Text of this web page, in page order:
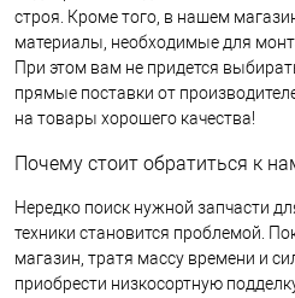
строя. Кроме того, в нашем
материалы, необходимые для
При этом вам не придется
прямые поставки от
на товары хорошего качества!
Почему стоит обратиться к
Нередко поиск нужной запчасти
техники становится проблемой.
магазин, тратя массу времени и
приобрести низкосортную